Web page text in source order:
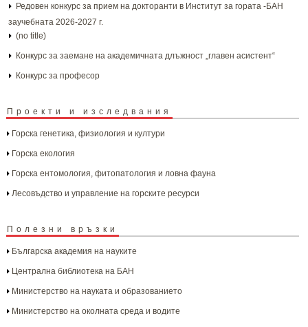
Редовен конкурс за прием на докторанти в Институт за гората -БАН
заучебната 2026-2027 г.
(no title)
Конкурс за заемане на академичната длъжност „главен асистент“
Конкурс за професор
Проекти и изследвания
Горска генетика, физиология и култури
Горска екология
Горска ентомология, фитопатология и ловна фауна
Лесовъдство и управление на горските ресурси
Полезни връзки
Българска aкадемия на науките
Централна библиотека на БАН
Министерство на науката и образованието
Министерство на околната среда и водите